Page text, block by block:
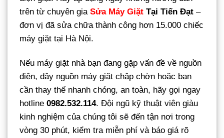
trên từ chuyên gia Sửa Máy Giặt Tại Tiến Đạt –
đơn vị đã sửa chữa thành công hơn 15.000 chiếc
máy giặt tại Hà Nội.
Nếu máy giặt nhà bạn đang gặp vấn đề về nguồn
điện, dây nguồn máy giặt chập chờn hoặc bạn
cần thay thế nhanh chóng, an toàn, hãy gọi ngay
hotline 0982.532.114. Đội ngũ kỹ thuật viên giàu
kinh nghiệm của chúng tôi sẽ đến tận nơi trong
vòng 30 phút, kiểm tra miễn phí và báo giá rõ